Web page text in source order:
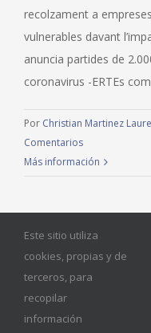
recolzament a
vulnerables davant
anuncia partides de
coronavirus -ERTEs
Por Christian Martinez
Comentarios
Más información
Este sitio utiliza
cookies, propias y de
terceros, para
recopilar
información